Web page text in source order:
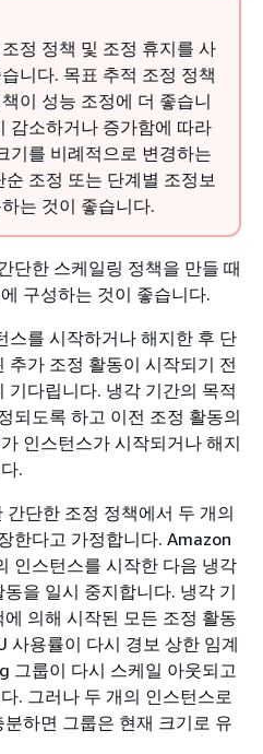
정 정책 및 조정 휴지를 사
니다. 목표 추적 조정 정책
이 성능 조정에 더 좋습니
감소하거나 증가함에 따라
기를 비례적으로 변경하는
조정 또는 단계별 조정보
는 것이 좋습니다.
단한 스케일링 정책을 만들 때
구성하는 것이 좋습니다.
를 시작하거나 해지한 후 단
추가 조정 활동이 시작되기 전
기다립니다. 냉각 기간의 목적
되도록 하고 이전 조정 활동의
인스턴스가 시작되거나 해지
.
간단한 조정 정책에서 두 개의
한다고 가정합니다. Amazon
인스턴스를 시작한 다음 냉각
을 일시 중지합니다. 냉각 기
의해 시작된 모든 조정 활동
사용률이 다시 경보 상한 임계
그룹이 다시 스케일 아웃되고
. 그러나 두 개의 인스턴스로
하면 그룹은 현재 크기로 유